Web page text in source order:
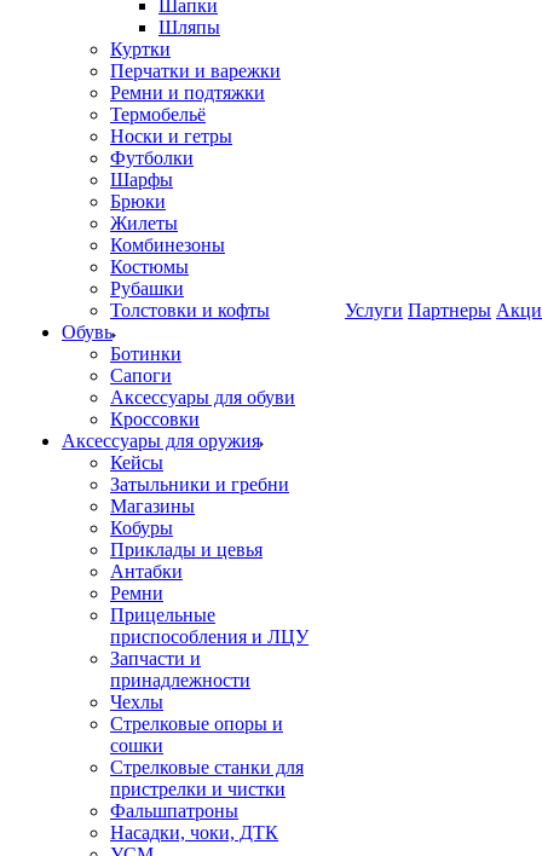
Шапки
Шляпы
Куртки
Перчатки и варежки
Ремни и подтяжки
Термобельё
Носки и гетры
Футболки
Шарфы
Брюки
Жилеты
Комбинезоны
Костюмы
Рубашки
Толстовки и кофты
Обувь
Ботинки
Сапоги
Аксессуары для обуви
Кроссовки
Аксессуары для оружия
Кейсы
Затыльники и гребни
Магазины
Кобуры
Приклады и цевья
Антабки
Ремни
Прицельные
приспособления и ЛЦУ
Запчасти и
принадлежности
Чехлы
Стрелковые опоры и
сошки
Стрелковые станки для
пристрелки и чистки
Фальшпатроны
Насадки, чоки, ДТК
Услуги Партнеры